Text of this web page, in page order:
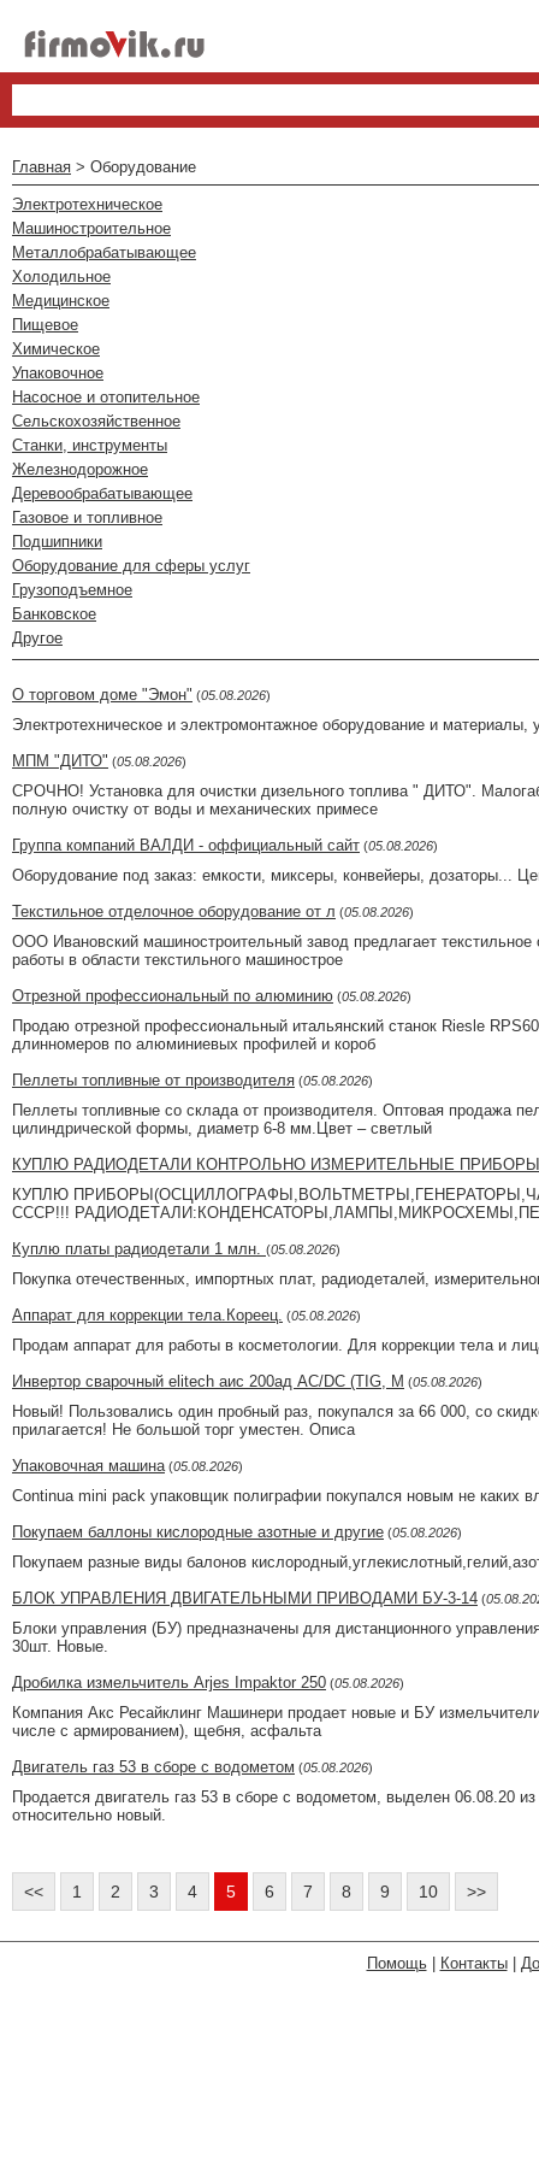
Главная > Оборудование
Электротехническое
Машиностроительное
Металлобрабатывающее
Холодильное
Медицинское
Пищевое
Химическое
Упаковочное
Насосное и отопительное
Сельскохозяйственное
Станки, инструменты
Железнодорожное
Деревообрабатывающее
Газовое и топливное
Подшипники
Оборудование для сферы услуг
Грузоподъемное
Банковское
Другое
О торговом доме "Эмон" (05.08.2026)
Электротехническое и электромонтажное оборудование и материалы,
МПМ "ДИТО" (05.08.2026)
СРОЧНО! Установка для очистки дизельного топлива " ДИТО".
полную очистку от воды и механических примесе
Группа компаний ВАЛДИ - оффициальный сайт (05.08.2026)
Оборудование под заказ: емкости, миксеры, конвейеры, дозаторы...
Текстильное отделочное оборудование от л (05.08.2026)
ООО Ивановский машиностроительный завод предлагает
работы в области текстильного машинострое
Отрезной профессиональный по алюминию (05.08.2026)
Продаю отрезной профессиональный итальянский станок Riesle
длинномеров по алюминиевых профилей и короб
Пеллеты топливные от производителя (05.08.2026)
Пеллеты топливные со склада от производителя. Оптовая продажа
цилиндрической формы, диаметр 6-8 мм.Цвет – светлый
КУПЛЮ РАДИОДЕТАЛИ КОНТРОЛЬНО ИЗМЕРИТЕЛЬНЫЕ
КУПЛЮ
СССР!!!
Куплю платы радиодетали 1 млн. (05.08.2026)
Покупка отечественных, импортных плат, радиодеталей,
Аппарат для коррекции тела.Кореец. (05.08.2026)
Продам аппарат для работы в косметологии. Для коррекции тела и
Инвертор сварочный elitech аис 200ад AC/DC (TIG, M (05.08.2026)
Новый! Пользовались один пробный раз, покупался за 66 000, со
прилагается! Не большой торг уместен. Описа
Упаковочная машина (05.08.2026)
Continua mini pack упаковщик полиграфии покупался новым не каких
Покупаем баллоны кислородные азотные и другие (05.08.2026)
Покупаем разные виды балонов
БЛОК УПРАВЛЕНИЯ ДВИГАТЕЛЬНЫМИ ПРИВОДАМИ БУ-3-14 (
Блоки управления (БУ) предназначены для дистанционного
30шт. Новые.
Дробилка измельчитель Arjes Impaktor 250 (05.08.2026)
Компания Акс Ресайклинг Машинери продает новые и БУ
числе с армированием), щебня, асфальта
Двигатель газ 53 в сборе с водометом (05.08.2026)
Продается двигатель газ 53 в сборе с водометом, выделен 06.08.20
относительно новый.
<< 1 2 3 4 5 6 7 8 9 10 >>
Помощь| Контакты|